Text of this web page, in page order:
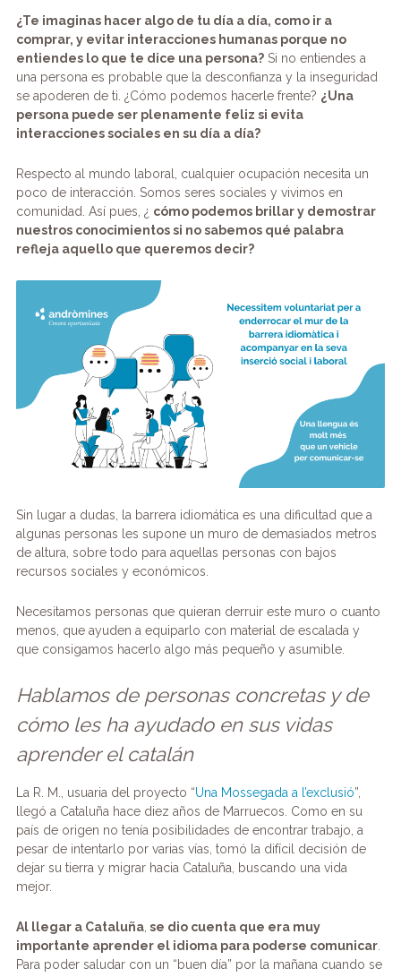
¿Te imaginas hacer algo de tu día a día, como ir a
comprar, y evitar interacciones humanas porque no
entiendes lo que te dice una persona?Si no entiendes a
una persona es probable que la desconfianza y la inseguridad
se apoderen de ti. ¿Cómo podemos hacerle frente? ¿Una
persona puede ser plenamente feliz si evita
interacciones sociales en su día a día?
Respecto al mundo laboral, cualquier ocupación necesita un
poco de interacción. Somos seres sociales y vivimos en
comunidad. Así pues, ¿ cómo podemos brillar y demostrar
nuestros conocimientos si no sabemos qué palabra
refleja aquello que queremos decir?
Sin lugar a dudas, la barrera idiomática es una dificultad que a
algunas personas les supone un muro de demasiados metros
de altura, sobre todo para aquellas personas con bajos
recursos sociales y económicos.
Necesitamos personas que quieran derruir este muro o cuanto
menos, que ayuden a equiparlo con material de escalada y
que consigamos hacerlo algo más pequeño y asumible.
Hablamos de personas concretas y de
cómo les ha ayudado en sus vidas
aprender el catalán
La R. M., usuaria del proyecto “Una Mossegada a l’exclusió”,
llegó a Cataluña hace diez años de Marruecos. Como en su
país de origen no tenía posibilidades de encontrar trabajo, a
pesar de intentarlo por varias vías, tomó la difícil decisión de
dejar su tierra y migrar hacia Cataluña, buscando una vida
mejor.
Al llegar a Cataluña, se dio cuenta que era muy
importante aprender el idioma para poderse comunicar.
Para poder saludar con un “buen día” por la mañana cuando se